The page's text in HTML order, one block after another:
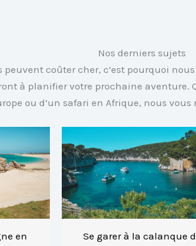
Nos derniers sujets
peuvent coûter cher, c’est pourquoi
à planifier votre prochaine aventure.
ou d’un safari en Afrique, nous
en
Se garer à la calanque